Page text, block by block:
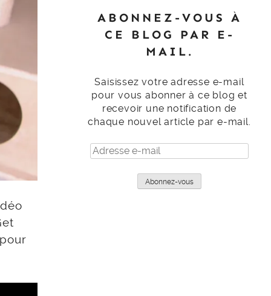
ABONNEZ-VOUS À
CE BLOG PAR E-
MAIL.
Saisissez votre adresse e-mail
pour vous abonner à ce blog et
recevoir une notification de
chaque nouvel article par e-mail.
Adresse
e-
Abonnez-vous